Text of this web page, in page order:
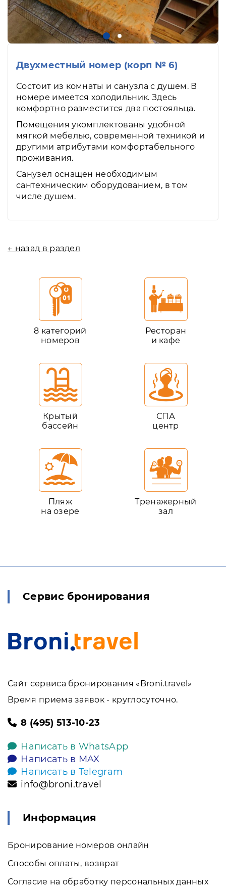
Двухместный номер (корп № 6)
Состоит из комнаты и санузла с душем. В
номере имеется холодильник. Здесь
комфортно разместится два постояльца.
Помещения укомплектованы удобной
мягкой мебелью, современной техникой и
другими атрибутами комфортабельного
проживания.
Санузел оснащен необходимым
сантехническим оборудованием, в том
числе душем.
← назад в раздел
8 категорий
номеров
Ресторан
и кафе
Крытый
бассейн
СПА
центр
Пляж
на озере
Тренажерный
зал
Сервис бронирования
Сайт сервиса бронирования «Broni.travel»
Время приема заявок - круглосуточно.
8 (495) 513-10-23
Написать в WhatsApp
Написать в MAX
Написать в Telegram
info@broni.travel
Информация
Бронирование номеров онлайн
Способы оплаты, возврат
Согласие на обработку персональных данных